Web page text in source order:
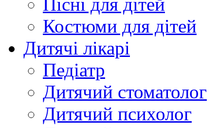
Костюми для дітей
Дитячі лікарі
Педіатр
Дитячий стоматолог
Дитячий психолог